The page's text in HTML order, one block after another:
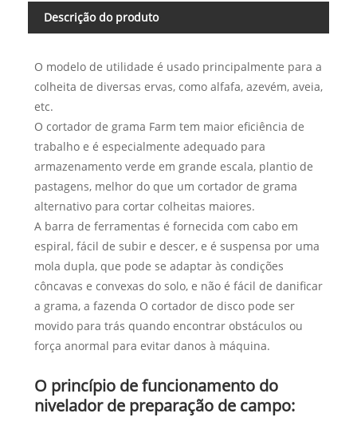
Descrição do produto
O modelo de utilidade é usado principalmente para a
colheita de diversas ervas, como alfafa, azevém, aveia,
etc.
O cortador de grama Farm tem maior eficiência de
trabalho e é especialmente adequado para
armazenamento verde em grande escala, plantio de
pastagens, melhor do que um cortador de grama
alternativo para cortar colheitas maiores.
A barra de ferramentas é fornecida com cabo em
espiral, fácil de subir e descer, e é suspensa por uma
mola dupla, que pode se adaptar às condições
côncavas e convexas do solo, e não é fácil de danificar
a grama, a fazenda O cortador de disco pode ser
movido para trás quando encontrar obstáculos ou
força anormal para evitar danos à máquina.
O princípio de funcionamento do
nivelador de preparação de campo: